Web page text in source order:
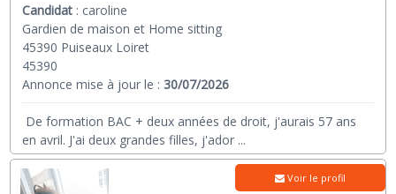
Candidat : caroline
Gardien de maison et Home sitting
45390 Puiseaux Loiret
45390
Annonce mise à jour le :30/07/2026
De formation BAC + deux années de droit, j'aurais 57 ans
en avril. J'ai deux grandes filles, j'ador ...
Voir le profil